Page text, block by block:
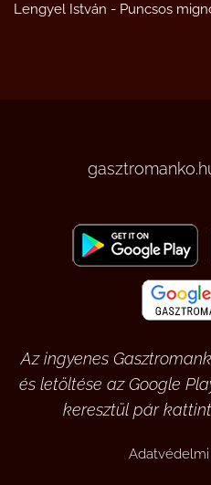
Lengyel István - Puncsos
Az ingyenes
és letöltése az Google
keresztül pár